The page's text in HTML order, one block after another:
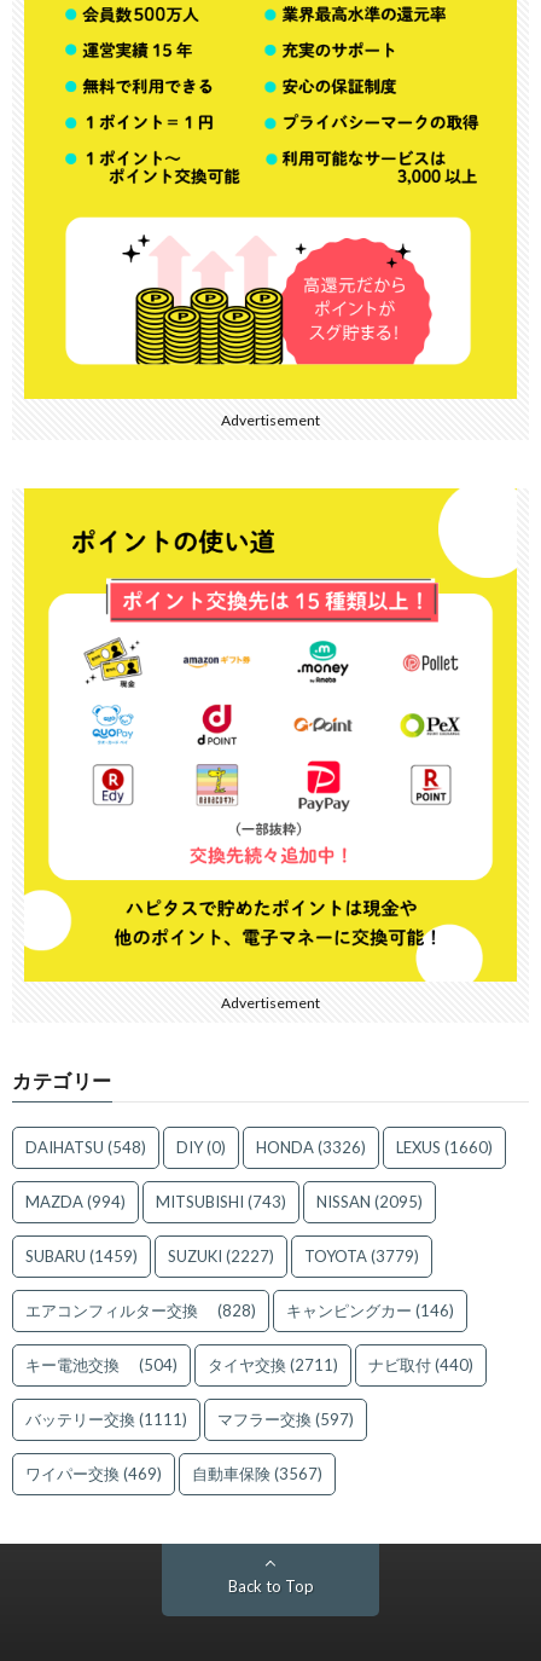
Advertisement
Advertisement
カテゴリー
DAIHATSU (548) DIY(0) HONDA(3326) LEXUS (1660)
MAZDA(994) MITSUBISHI (743) NISSAN (2095)
SUBARU (1459) SUZUKI (2227) TOYOTA(3779)
エアコンフィルター交換 (828) キャンピングカー (146)
キー電池交換 (504) タイヤ交換(2711) ナビ取付(440)
バッテリー交換(1111) マフラー交換(597)
ワイパー交換(469) 自動車保険(3567)
Back to Top